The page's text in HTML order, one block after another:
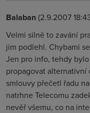
Balaban(2.9.2007
Velmi silně to zavání
jim podlehl. Chybami
Jen pro info, tehdy
propagovat alternativní
smlouvy přečetl řadu
natrhne Telecomu
nevěř všemu, co na